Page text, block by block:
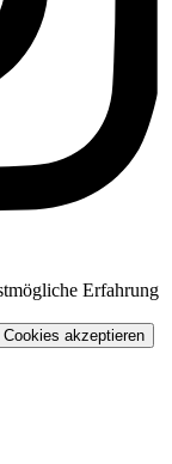
Erfahrung
akzeptieren